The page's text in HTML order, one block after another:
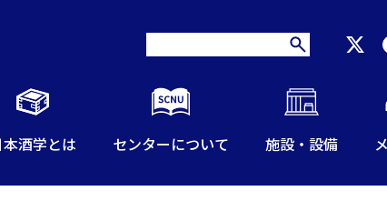
酒学とは センターについて 施設・設備